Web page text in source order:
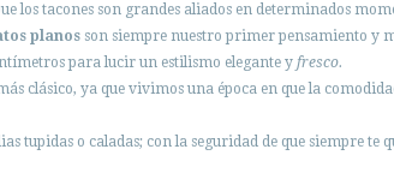
los tacones son grandes aliados en determinados
planos son siempre nuestro primer pensamiento y
para lucir un estilismo elegante y fresco.
clásico, ya que vivimos una época en que la
tupidas o caladas; con la seguridad de que siempre te